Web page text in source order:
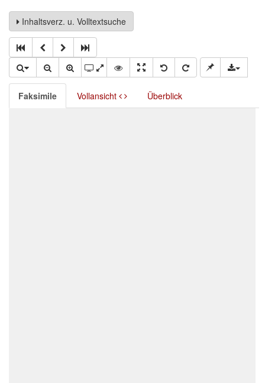
Inhaltsverz. u. Volltextsuche
Faksimile Vollansicht Überblick